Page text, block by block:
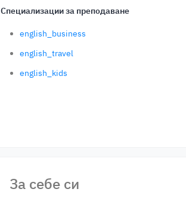
Специализации за преподаване
english_business
english_travel
english_kids
За себе си